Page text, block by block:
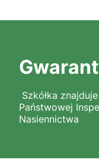
Szkółka
Państwowej
Nasiennictwa